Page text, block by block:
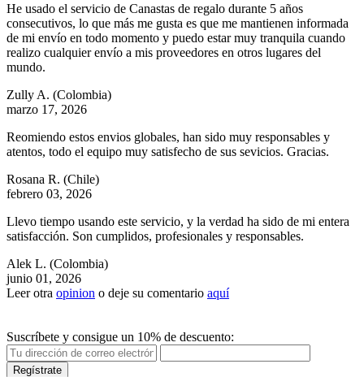
He usado el servicio de Canastas de regalo durante 5 años
consecutivos, lo que más me gusta es que me mantienen informada
de mi envío en todo momento y puedo estar muy tranquila cuando
realizo cualquier envío a mis proveedores en otros lugares del
mundo.
Zully A. (Colombia)
marzo 17, 2026
Reomiendo estos envios globales, han sido muy responsables y
atentos, todo el equipo muy satisfecho de sus sevicios. Gracias.
Rosana R. (Chile)
febrero 03, 2026
Llevo tiempo usando este servicio, y la verdad ha sido de mi entera
satisfacción. Son cumplidos, profesionales y responsables.
Alek L. (Colombia)
junio 01, 2026
Leer otra opinion o deje su comentario aquí
Suscríbete y consigue un 10% de descuento:
Regístrate